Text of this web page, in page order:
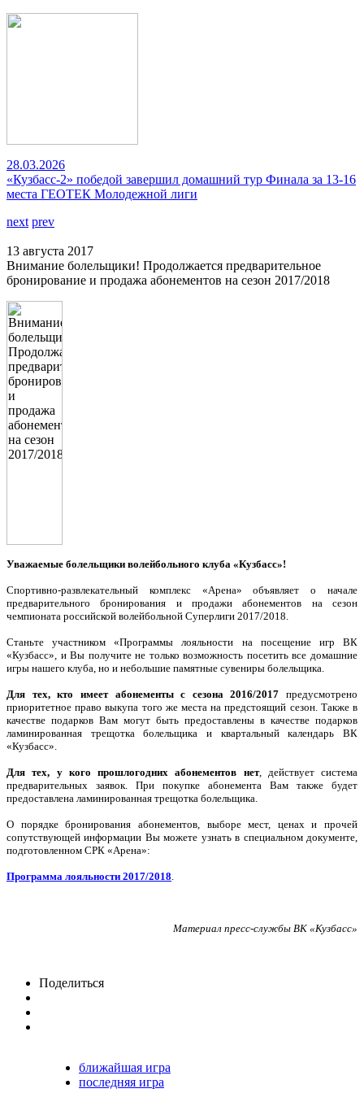
28.03.2026
«Кузбасс-2» победой завершил домашний тур Финала за 13-16
места ГЕОТЕК Молодежной лиги
next prev
13 августа 2017
Внимание болельщики! Продолжается предварительное
бронирование и продажа абонементов на сезон 2017/2018
Уважаемые болельщики волейбольного клуба «Кузбасс»!
Спортивно-развлекательный комплекс «Арена» объявляет о начале
предварительного бронирования и продажи абонементов на сезон
чемпионата российской волейбольной Суперлиги 2017/2018.
Станьте участником «Программы лояльности на посещение игр ВК
«Кузбасс», и Вы получите не только возможность посетить все домашние
игры нашего клуба, но и небольшие памятные сувениры болельщика.
Для тех, кто имеет абонементы с сезона 2016/2017 предусмотрено
приоритетное право выкупа того же места на предстоящий сезон. Также в
качестве подарков Вам могут быть предоставлены в качестве подарков
ламинированная трещотка болельщика и квартальный календарь ВК
«Кузбасс».
Для тех, у кого прошлогодних абонементов нет, действует система
предварительных заявок. При покупке абонемента Вам также будет
предоставлена ламинированная трещотка болельщика.
О порядке бронирования абонементов, выборе мест, ценах и прочей
сопутствующей информации Вы можете узнать в специальном документе,
подготовленном СРК «Арена»:
Программа лояльности 2017/2018.
Материал пресс-службы ВК «Кузбасс»
Поделиться
ближайшая игра
последняя игра